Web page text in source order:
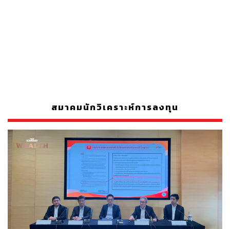
สมาคมนักวิเคราะห์การลงทุน